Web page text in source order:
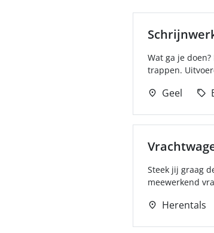
Wat ga je
trappen.
Geel
Steek jij graag
meewerkend
Herentals